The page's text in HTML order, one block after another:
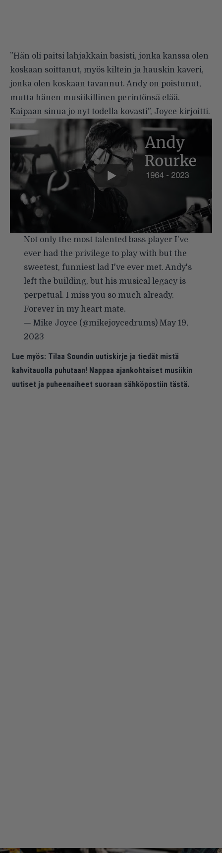
”Hän oli paitsi lahjakkain basisti, jonka kanssa olen
koskaan soittanut, myös kiltein ja hauskin kaveri,
jonka olen koskaan tavannut. Andy on poistunut,
mutta hänen musiikillinen perintönsä elää.
Kaipaan sinua jo nyt todella kovasti”, Joyce kirjoitti.
Not only the most talented bass player I've
ever had the privilege to play with but the
sweetest, funniest lad I've ever met. Andy's
left the building, but his musical legacy is
perpetual. I miss you so much already.
Forever in my heart mate.
— Mike Joyce (@mikejoycedrums) May 19,
2023
Lue myös: Tilaa Soundin uutiskirje ja tiedät mistä
kahvitauolla puhutaan! Nappaa ajankohtaiset musiikin
uutiset ja puheenaiheet suoraan sähköpostiin tästä.